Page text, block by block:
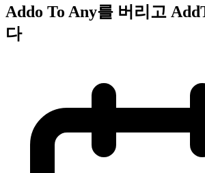
Addo To Any를 버리고
다